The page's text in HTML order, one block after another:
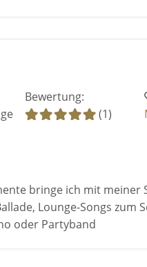
Bewertung:
(1)
bringe ich mit meiner
Lounge-Songs zum
oder Partyband